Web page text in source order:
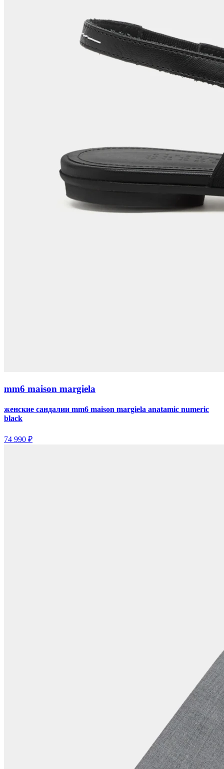
mm6 maison margiela
женские сандалии mm6 maison margiela anatamic numeric
black
74 990 ₽